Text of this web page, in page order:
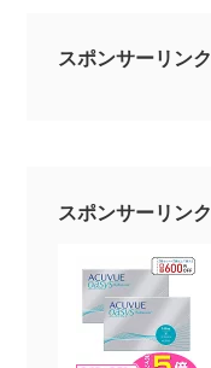
スポンサーリンク
スポンサーリンク